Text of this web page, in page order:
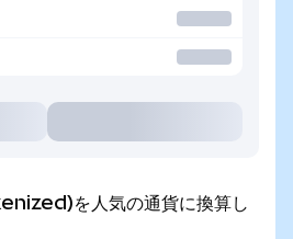
を人気の通貨に換算し